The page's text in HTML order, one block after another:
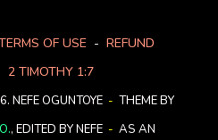
OF USE - REFUND
2 TIMOTHY 1:7
OGUNTOYE - THEME BY
, EDITED BY NEFE - AS AN